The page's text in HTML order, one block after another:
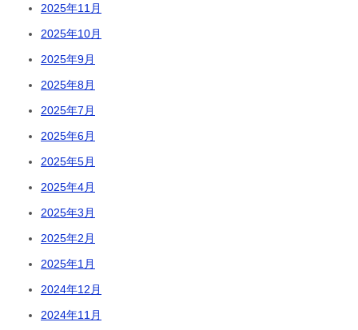
2025年11月
2025年10月
2025年9月
2025年8月
2025年7月
2025年6月
2025年5月
2025年4月
2025年3月
2025年2月
2025年1月
2024年12月
2024年11月